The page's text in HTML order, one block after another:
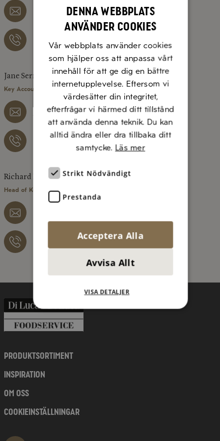
anna.lofgren@diluca.se
Jane Sernemo
Key Account Manager, Region Väst/Syd
jane.sernemo@diluca.se
Richard Hermansson
Head of Key Account Manager
076 – 526 41 21
PRODUKTSORTIMENT
INSPIRATION
OM OSS
COOKIEINSTÄLLNINGAR
Denna webbplats
använder cookies
Vår webbplats använder cookies
som hjälper oss att anpassa vårt
innehåll för att ge dig en bättre
internetupplevelse. Eftersom vi
värdesätter din integritet,
efterfrågar vi härmed ditt tillstånd
att använda denna teknik. Du kan
alltid ändra eller dra tillbaka ditt
samtycke. Läs mer
Strikt Nödvändigt
Prestanda
Acceptera Alla
Avvisa Allt
VISA DETALJER